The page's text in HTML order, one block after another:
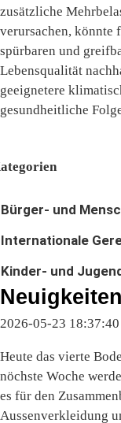
zusätzliche
verursachen, könnte
spürbaren und
Lebensqualität
geeignetere
gesundheitliche
Bürger- und
Internationale
Kinder- und
Neuigkeiten
2026-05-23
Heute das vierte
nöchste Woche
es für den
Aussenverkleidung